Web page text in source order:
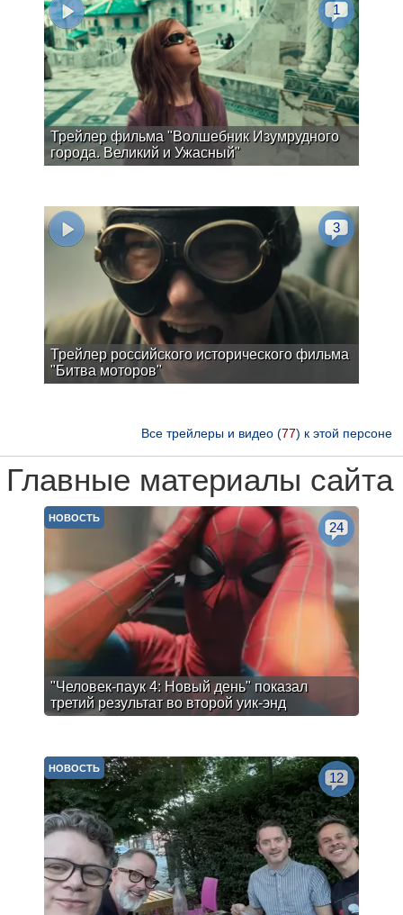
Трейлер фильма "Волшебник Изумрудного
города. Великий и Ужасный"
1
Трейлер российского исторического фильма
"Битва моторов"
3
Все трейлеры и видео (77) к этой персоне
Главные материалы сайта
"Человек-паук 4: Новый день" показал
третий результат во второй уик-энд
НОВОСТЬ
24
НОВОСТЬ
12